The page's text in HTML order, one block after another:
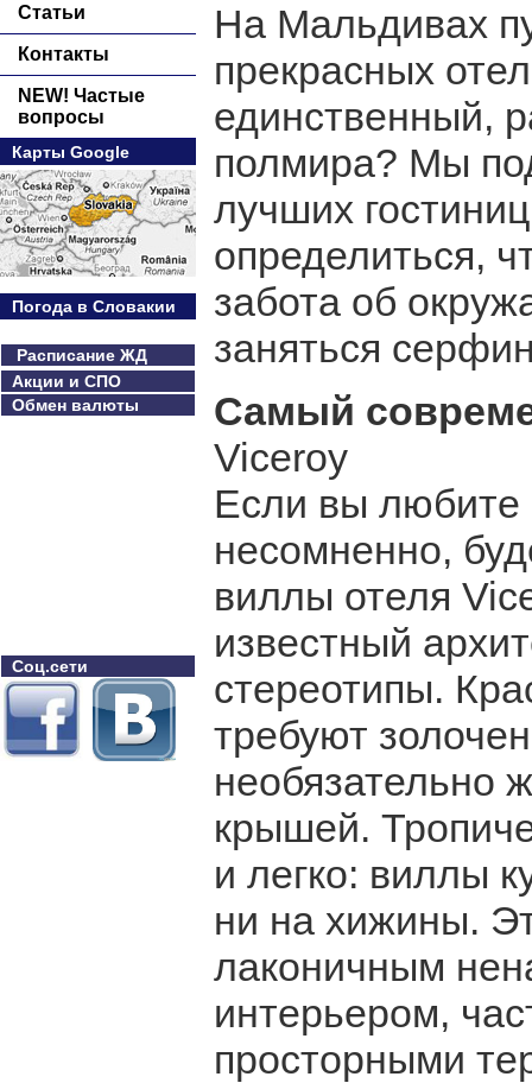
Статьи
Контакты
NEW! Частые
вопросы
Карты Google
Погода в Словакии
Расписание ЖД
Акции и СПО
Обмен валюты
Соц.сети
На Мальдивах
прекрасных
единственный,
полмира? Мы
лучших
определиться,
забота об
заняться
Самый
Viceroy
Если вы любите
несомненно,
виллы отеля
известный
стереотипы.
требуют
необязательно
крышей.
и легко: виллы
ни на хижины.
лаконичным
интерьером,
просторными